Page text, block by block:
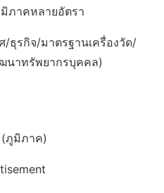
ภาคหลายอัตรา
/ธุรกิจ/มาตรฐานเครื่องวัด/
นาทรัพยากรบุคคล)
(ภูมิภาค)